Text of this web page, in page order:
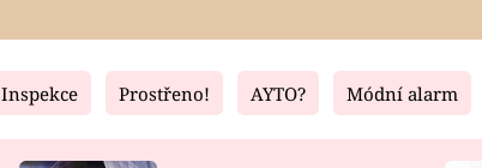
Fresh Living
Inspekce Prostřeno! AYTO? Módní alarm